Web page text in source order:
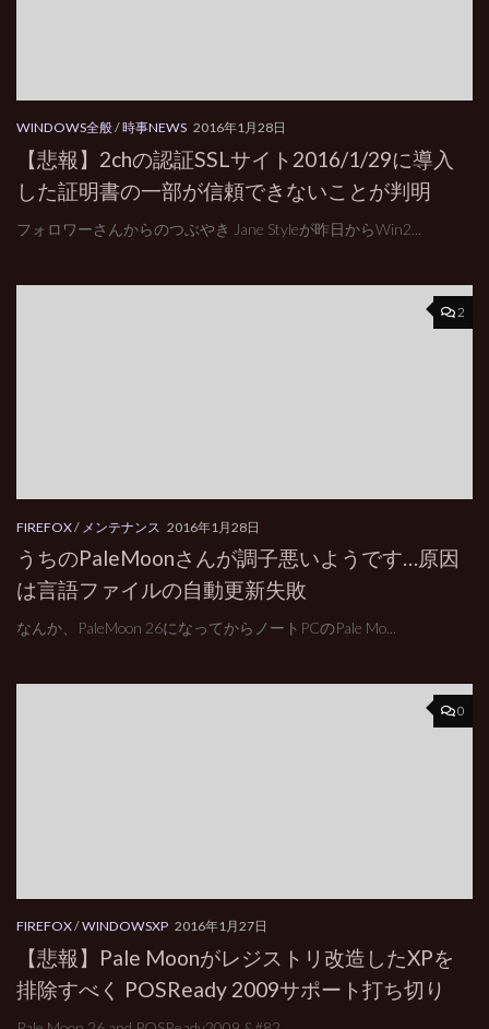
WINDOWS全般/時事NEWS 2016年1月28日
【悲報】2chの認証SSLサイト2016/1/29に導入
した証明書の一部が信頼できないことが判明
フォロワーさんからのつぶやき Jane Styleが昨日からWin2...
2
FIREFOX/ メンテナンス 2016年1月28日
うちのPaleMoonさんが調子悪いようです…原因
は言語ファイルの自動更新失敗
なんか、PaleMoon 26になってからノートPCのPale Mo...
0
FIREFOX/WINDOWSXP 2016年1月27日
【悲報】Pale Moonがレジストリ改造したXPを
排除すべく POSReady 2009サポート打ち切り